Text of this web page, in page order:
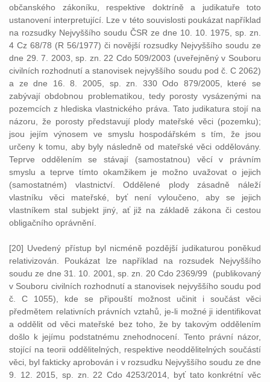
občanského zákoníku, respektive doktríně a judikatuře toto
ustanovení interpretující. Lze v této souvislosti poukázat například
na rozsudky Nejvyššího soudu ČSR ze dne 10. 10. 1975, sp. zn.
4 Cz 68/78 (R 56/1977) či novější rozsudky Nejvyššího soudu ze
dne 29. 7. 2003, sp. zn. 22 Cdo 509/2003 (uveřejněný v Souboru
civilních rozhodnutí a stanovisek nejvyššího soudu pod č. C 2062)
a ze dne 16. 8. 2005, sp. zn. 330 Odo 879/2005, které se
zabývají obdobnou problematikou, tedy porosty vysázenými na
pozemcích z hlediska vlastnického práva. Tato judikatura stojí na
názoru, že porosty představují plody mateřské věci (pozemku);
jsou jejím výnosem ve smyslu hospodářském s tím, že jsou
určeny k tomu, aby byly následně od mateřské věci oddělovány.
Teprve oddělením se stávají (samostatnou) věcí v právním
smyslu a teprve tímto okamžikem je možno uvažovat o jejich
(samostatném) vlastnictví. Oddělené plody zásadně náleží
vlastníku věci mateřské, byť není vyloučeno, aby se jejich
vlastníkem stal subjekt jiný, ať již na základě zákona či cestou
obligačního oprávnění.
[20] Uvedený přístup byl nicméně pozdější judikaturou poněkud
relativizován. Poukázat lze například na rozsudek Nejvyššího
soudu ze dne 31. 10. 2001, sp. zn. 20 Cdo 2369/99 (publikovaný
v Souboru civilních rozhodnutí a stanovisek nejvyššího soudu pod
č. C 1055), kde se připouští možnost učinit i součást věci
předmětem relativních právních vztahů, je-li možné ji identifikovat
a oddělit od věci mateřské bez toho, že by takovým oddělením
došlo k jejímu podstatnému znehodnocení. Tento právní názor,
stojící na teorii oddělitelných, respektive neoddělitelných součástí
věci, byl fakticky aprobován i v rozsudku Nejvyššího soudu ze dne
9. 12. 2015, sp. zn. 22 Cdo 4253/2014, byť tato konkrétní věc